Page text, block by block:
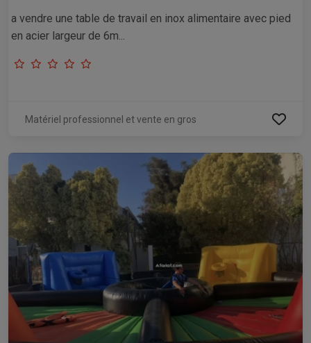
a vendre une table de travail en inox alimentaire avec pied
en acier largeur de 6m...
Matériel professionnel et vente en gros